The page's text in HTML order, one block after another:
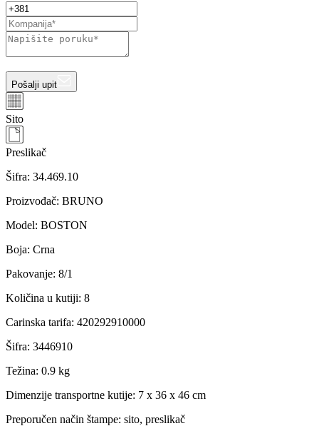
Pošalji upit
Sito
Preslikač
Šifra: 34.469.10
Proizvođač: BRUNO
Model: BOSTON
Boja: Crna
Pakovanje: 8/1
Količina u kutiji: 8
Carinska tarifa: 420292910000
Šifra: 3446910
Težina: 0.9 kg
Dimenzije transportne kutije: 7 x 36 x 46 cm
Preporučen način štampe: sito, preslikač